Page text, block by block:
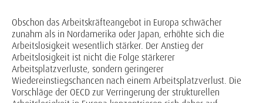
Obschon das Arbeitskräfteangebot in Europa schwächer
zunahm als in Nordamerika oder Japan, erhöhte sich die
Arbeitslosigkeit wesentlich stärker. Der Anstieg der
Arbeitslosigkeit ist nicht die Folge stärkerer
Arbeitsplatzverluste, sondern geringerer
Wiedereinstiegschancen nach einem Arbeitsplatzverlust. Die
Vorschläge der OECD zur Verringerung der strukturellen